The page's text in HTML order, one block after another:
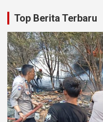
Top Berita Terbaru